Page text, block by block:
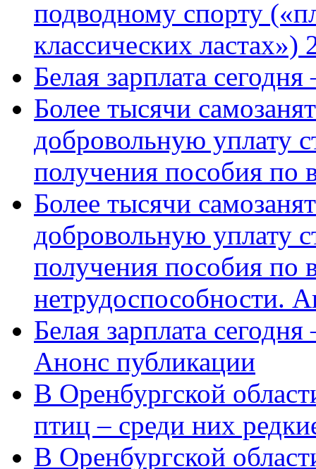
подводному спорту
классических ластах»)
Белая зарплата
Более тысячи
добровольную уплату
получения пособия по
Более тысячи
добровольную уплату
получения пособия по
нетрудоспособности.
Белая зарплата
Анонс публикации
В Оренбургской
птиц – среди них
В Оренбургской